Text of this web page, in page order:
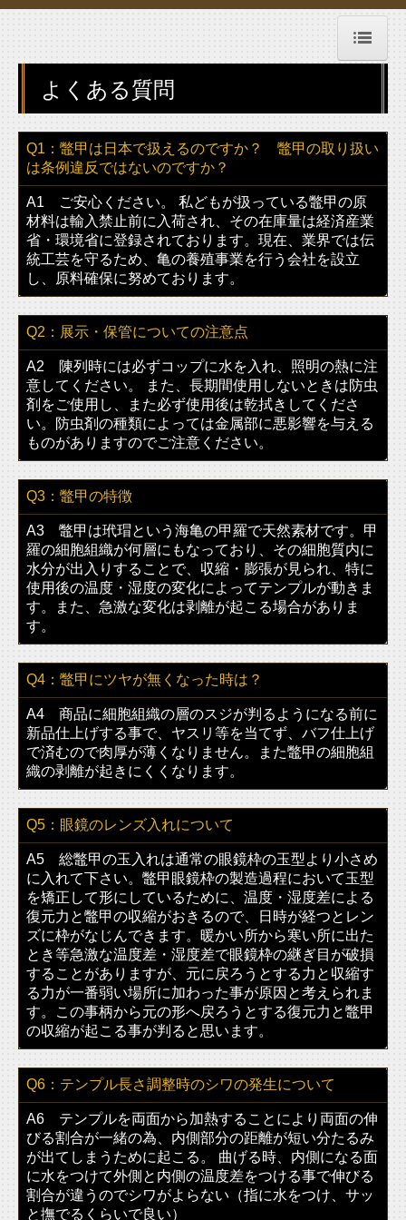
ホーム
作品紹介
染色甲・模様
ツーポイント
ナイロール
その他・特殊な腕型
べっ甲とは
お問合せ
よくある質問
Q1：鼈甲は日本で扱えるのですか？ 鼈甲の取り扱い
は条例違反ではないのですか？
A1 ご安心ください。 私どもが扱っている鼈甲の原
材料は輸入禁止前に入荷され、その在庫量は経済産業
省・環境省に登録されております。現在、業界では伝
統工芸を守るため、亀の養殖事業を行う会社を設立
し、原料確保に努めております。
Q2：展示・保管についての注意点
A2 陳列時には必ずコップに水を入れ、照明の熱に注
意してください。 また、長期間使用しないときは防虫
剤をご使用し、また必ず使用後は乾拭きしてくださ
い。防虫剤の種類によっては金属部に悪影響を与える
ものがありますのでご注意ください。
Q3：鼈甲の特徴
A3 鼈甲は玳瑁という海亀の甲羅で天然素材です。甲
羅の細胞組織が何層にもなっており、その細胞質内に
水分が出入りすることで、収縮・膨張が見られ、特に
使用後の温度・湿度の変化によってテンプルが動きま
す。また、急激な変化は剥離が起こる場合がありま
す。
Q4：鼈甲にツヤが無くなった時は？
A4 商品に細胞組織の層のスジが判るようになる前に
新品仕上げする事で、ヤスリ等を当てず、バフ仕上げ
で済むので肉厚が薄くなりません。また鼈甲の細胞組
織の剥離が起きにくくなります。
Q5：眼鏡のレンズ入れについて
A5 総鼈甲の玉入れは通常の眼鏡枠の玉型より小さめ
に入れて下さい。鼈甲眼鏡枠の製造過程において玉型
を矯正して形にしているために、温度・湿度差による
復元力と鼈甲の収縮がおきるので、日時が経つとレン
ズに枠がなじんできます。暖かい所から寒い所に出た
とき等急激な温度差・湿度差で眼鏡枠の継ぎ目が破損
することがありますが、元に戻ろうとする力と収縮す
る力が一番弱い場所に加わった事が原因と考えられま
す。この事柄から元の形へ戻ろうとする復元力と鼈甲
の収縮が起こる事が判ると思います。
Q6：テンプル長さ調整時のシワの発生について
A6 テンプルを両面から加熱することにより両面の伸
びる割合が一緒の為、内側部分の距離が短い分たるみ
が出てしまうために起こる。 曲げる時、内側になる面
に水をつけて外側と内側の温度差をつける事で伸びる
割合が違うのでシワがよらない（指に水をつけ、サッ
と撫でるくらいで良い）